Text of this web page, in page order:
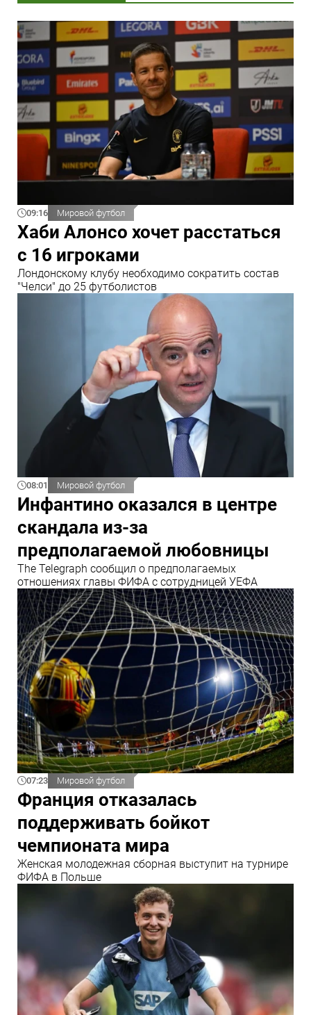
09:16 Мировой футбол
Хаби Алонсо хочет расстаться
с 16 игроками
Лондонскому клубу необходимо сократить состав
"Челси" до 25 футболистов
08:01 Мировой футбол
Инфантино оказался в центре
скандала из-за
предполагаемой любовницы
The Telegraph сообщил о предполагаемых
отношениях главы ФИФА с сотрудницей УЕФА
07:23 Мировой футбол
Франция отказалась
поддерживать бойкот
чемпионата мира
Женская молодежная сборная выступит на турнире
ФИФА в Польше